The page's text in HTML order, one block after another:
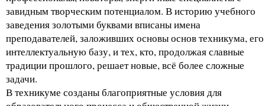
завидным творческим потенциалом. В историю учебного
заведения золотыми буквами вписаны имена
преподавателей, заложивших основы основ техникума, его
интеллектуальную базу, и тех, кто, продолжая славные
традиции прошлого, решает новые, всё более сложные
задачи.
В техникуме созданы благоприятные условия для